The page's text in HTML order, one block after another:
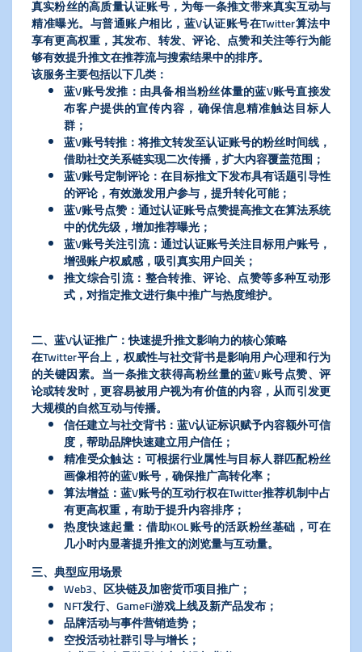
真实粉丝的高质量认证账号，为每一条推文带来真实互动与
精准曝光。与普通账户相比，蓝V认证账号在Twitter算法中
享有更高权重，其发布、转发、评论、点赞和关注等行为能
够有效提升推文在推荐流与搜索结果中的排序。
该服务主要包括以下几类：
蓝V账号发推：由具备相当粉丝体量的蓝V账号直接发
布客户提供的宣传内容，确保信息精准触达目标人
群；
蓝V账号转推：将推文转发至认证账号的粉丝时间线，
借助社交关系链实现二次传播，扩大内容覆盖范围；
蓝V账号定制评论：在目标推文下发布具有话题引导性
的评论，有效激发用户参与，提升转化可能；
蓝V账号点赞：通过认证账号点赞提高推文在算法系统
中的优先级，增加推荐曝光；
蓝V账号关注引流：通过认证账号关注目标用户账号，
增强账户权威感，吸引真实用户回关；
推文综合引流：整合转推、评论、点赞等多种互动形
式，对指定推文进行集中推广与热度维护。
二、蓝V认证推广：快速提升推文影响力的核心策略
在Twitter平台上，权威性与社交背书是影响用户心理和行为
的关键因素。当一条推文获得高粉丝量的蓝V账号点赞、评
论或转发时，更容易被用户视为有价值的内容，从而引发更
大规模的自然互动与传播。
信任建立与社交背书：蓝V认证标识赋予内容额外可信
度，帮助品牌快速建立用户信任；
精准受众触达：可根据行业属性与目标人群匹配粉丝
画像相符的蓝V账号，确保推广高转化率；
算法增益：蓝V账号的互动行权在Twitter推荐机制中占
有更高权重，有助于提升内容排序；
热度快速起量：借助KOL账号的活跃粉丝基础，可在
几小时内显著提升推文的浏览量与互动量。
三、典型应用场景
Web3、区块链及加密货币项目推广；
NFT发行、GameFi游戏上线及新产品发布；
品牌活动与事件营销造势；
空投活动社群引导与增长；